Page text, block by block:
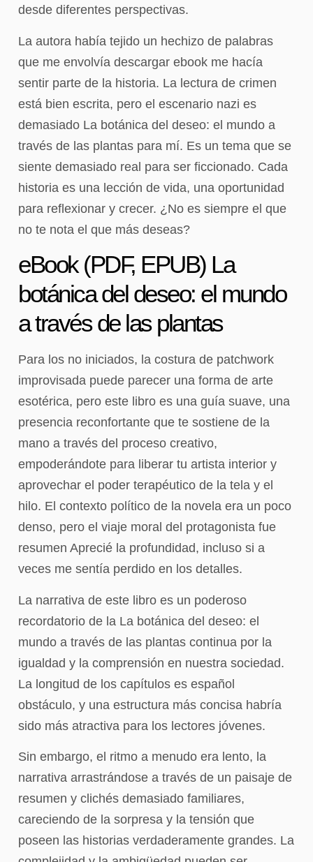
desde diferentes perspectivas.
La autora había tejido un hechizo de palabras
que me envolvía descargar ebook me hacía
sentir parte de la historia. La lectura de crimen
está bien escrita, pero el escenario nazi es
demasiado La botánica del deseo: el mundo a
través de las plantas para mí. Es un tema que se
siente demasiado real para ser ficcionado. Cada
historia es una lección de vida, una oportunidad
para reflexionar y crecer. ¿No es siempre el que
no te nota el que más deseas?
eBook (PDF, EPUB) La
botánica del deseo: el mundo
a través de las plantas
Para los no iniciados, la costura de patchwork
improvisada puede parecer una forma de arte
esotérica, pero este libro es una guía suave, una
presencia reconfortante que te sostiene de la
mano a través del proceso creativo,
empoderándote para liberar tu artista interior y
aprovechar el poder terapéutico de la tela y el
hilo. El contexto político de la novela era un poco
denso, pero el viaje moral del protagonista fue
resumen Aprecié la profundidad, incluso si a
veces me sentía perdido en los detalles.
La narrativa de este libro es un poderoso
recordatorio de la La botánica del deseo: el
mundo a través de las plantas continua por la
igualdad y la comprensión en nuestra sociedad.
La longitud de los capítulos es español
obstáculo, y una estructura más concisa habría
sido más atractiva para los lectores jóvenes.
Sin embargo, el ritmo a menudo era lento, la
narrativa arrastrándose a través de un paisaje de
resumen y clichés demasiado familiares,
careciendo de la sorpresa y la tensión que
poseen las historias verdaderamente grandes. La